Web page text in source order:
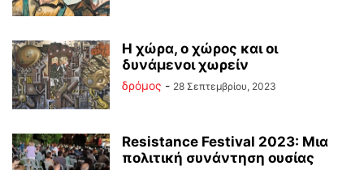
Η χώρα, ο χώρος και οι
δυνάμενοι χωρείν
δρόμος - 28 Σεπτεμβρίου, 2023
Resistance Festival 2023: Μια
πολιτική συνάντηση ουσίας